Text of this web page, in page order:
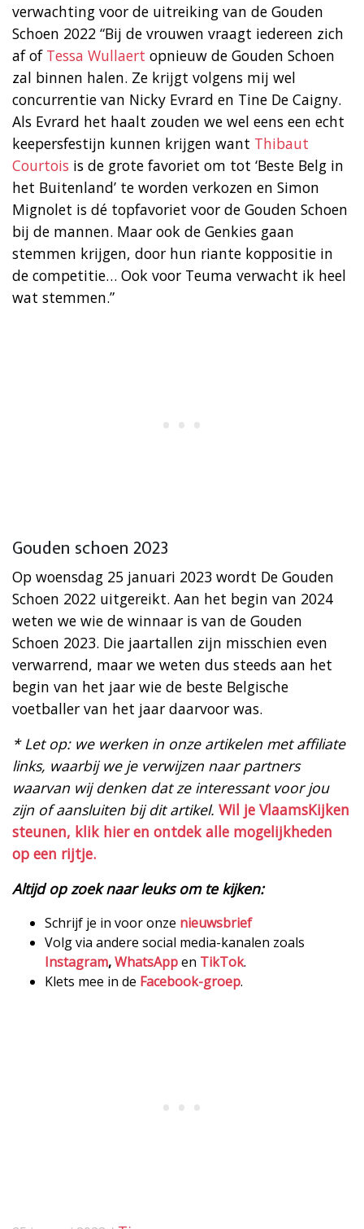
verwachting voor de uitreiking van de Gouden
Schoen 2022 “Bij de vrouwen vraagt iedereen zich
af of Tessa Wullaert opnieuw de Gouden Schoen
zal binnen halen. Ze krijgt volgens mij wel
concurrentie van Nicky Evrard en Tine De Caigny.
Als Evrard het haalt zouden we wel eens een echt
keepersfestijn kunnen krijgen want Thibaut
Courtois is de grote favoriet om tot ‘Beste Belg in
het Buitenland’ te worden verkozen en Simon
Mignolet is dé topfavoriet voor de Gouden Schoen
bij de mannen. Maar ook de Genkies gaan
stemmen krijgen, door hun riante koppositie in
de competitie… Ook voor Teuma verwacht ik heel
wat stemmen.”
Gouden schoen 2023
Op woensdag 25 januari 2023 wordt De Gouden
Schoen 2022 uitgereikt. Aan het begin van 2024
weten we wie de winnaar is van de Gouden
Schoen 2023. Die jaartallen zijn misschien even
verwarrend, maar we weten dus steeds aan het
begin van het jaar wie de beste Belgische
voetballer van het jaar daarvoor was.
* Let op: we werken in onze artikelen met affiliate
links, waarbij we je verwijzen naar partners
waarvan wij denken dat ze interessant voor jou
zijn of aansluiten bij dit artikel. Wil je VlaamsKijken
steunen, klik hier en ontdek alle mogelijkheden
op een rijtje.
Altijd op zoek naar leuks om te kijken:
Schrijf je in voor onze nieuwsbrief
Volg via andere social media-kanalen zoals
Instagram,WhatsAppen TikTok.
Klets mee in de Facebook-groep.